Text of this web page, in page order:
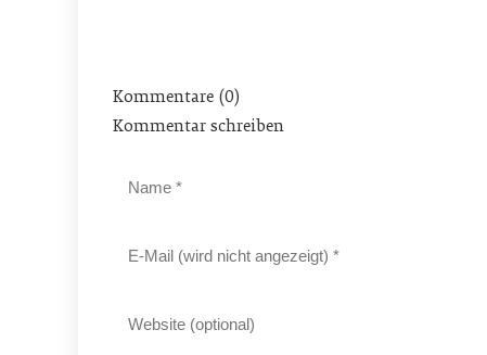
Kommentare (0)
Kommentar schreiben